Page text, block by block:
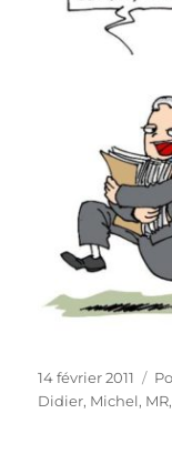
Publié
le
14 février 2011
Didier, Michel, MR,